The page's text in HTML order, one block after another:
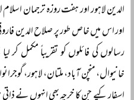
الدین لاہور اور ہفت روزہ ترجمان
اور اس میں خاص طور پر صلاح الدین
رسالوں کی فائلوں کو تقریباً مکمل کر
خانیوال، منچن آباد، ملتان، لاہور،